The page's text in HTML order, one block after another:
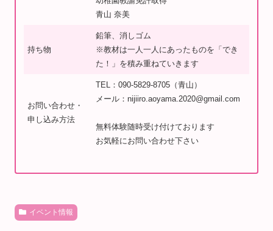
青山 奈美
持ち物
鉛筆、消しゴム
※教材は一人一人にあったものを「でき
た！」を積み重ねていきます
お問い合わせ・
申し込み方法
TEL：090-5829-8705（青山）
メール：nijiiro.aoyama.2020@gmail.com
無料体験随時受け付けております
お気軽にお問い合わせ下さい
イベント情報